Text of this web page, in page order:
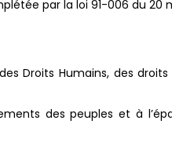
par la loi 91-006 du 20
Droits Humains, des
des peuples et à